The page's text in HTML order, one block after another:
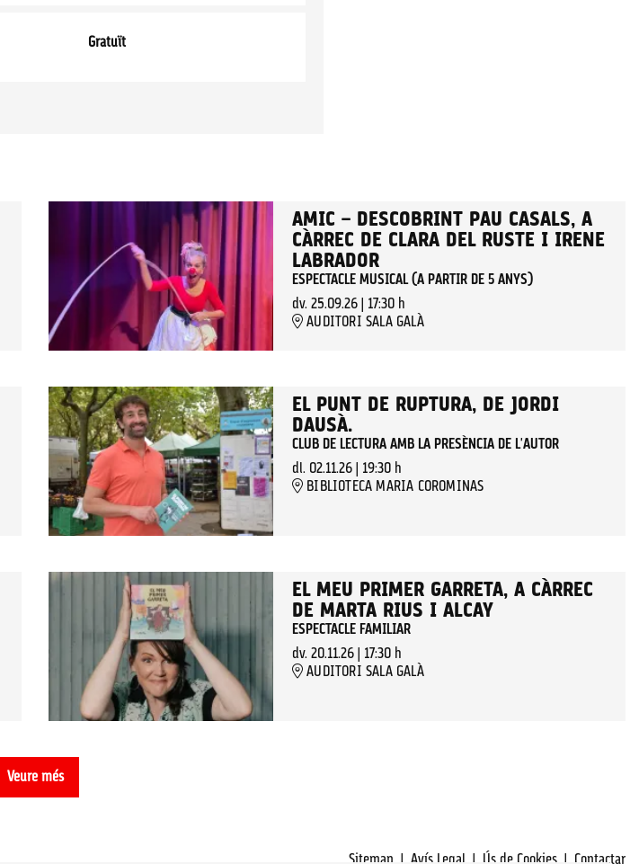
Gratuït
AMIC – DESCOBRINT PAU CASALS, A
CÀRREC DE CLARA DEL RUSTE I IRENE
LABRADOR
ESPECTACLE MUSICAL (A PARTIR DE 5 ANYS)
dv. 25.09.26| 17:30 h
AUDITORI SALA GALÀ
EL PUNT DE RUPTURA, DE JORDI
DAUSÀ.
CLUB DE LECTURA AMB LA PRESÈNCIA DE L'AUTOR
dl. 02.11.26| 19:30 h
BIBLIOTECA MARIA COROMINAS
EL MEU PRIMER GARRETA, A CÀRREC
DE MARTA RIUS I ALCAY
ESPECTACLE FAMILIAR
dv. 20.11.26| 17:30 h
AUDITORI SALA GALÀ
Veure més
Sitemap | Avís Legal | Ús de Cookies | Contactar